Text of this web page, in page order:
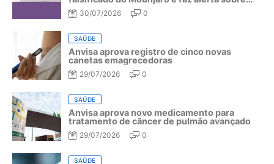
riscos do medicamento
30/07/2026 0
SAÚDE
Anvisa aprova registro de cinco novas
canetas emagrecedoras
29/07/2026 0
SAÚDE
Anvisa aprova novo medicamento para
tratamento de câncer de pulmão avançado
29/07/2026 0
SAÚDE